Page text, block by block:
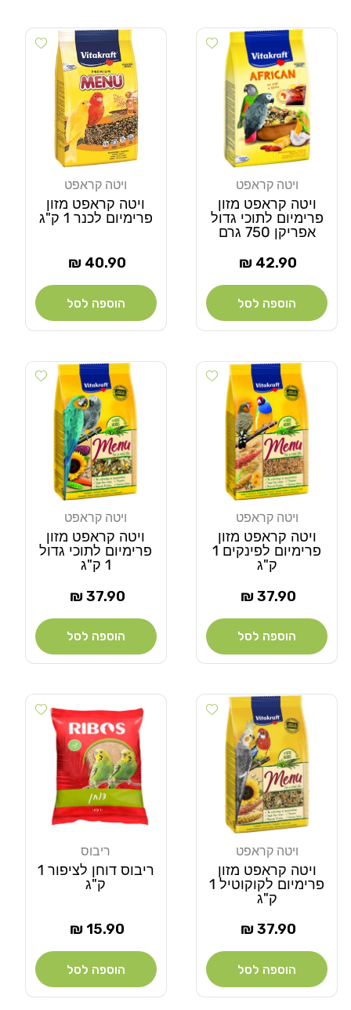
Add wishlist
ויטה קראפט
ויטה קראפט מזון
פרימיום לתוכי גדול
אפריקן 750 גרם
מחיר
42.90 ₪
הוספה לסל
Add wishlist
ויטה קראפט
ויטה קראפט מזון
פרימיום לכנר 1 ק"ג
מחיר
40.90 ₪
הוספה לסל
Add wishlist
ויטה קראפט
ויטה קראפט מזון
פרימיום לפינקים 1
ק"ג
מחיר
37.90 ₪
הוספה לסל
Add wishlist
ויטה קראפט
ויטה קראפט מזון
פרימיום לתוכי גדול
1 ק"ג
מחיר
37.90 ₪
הוספה לסל
Add wishlist
ויטה קראפט
ויטה קראפט מזון
פרימיום לקוקוטיל 1
ק"ג
מחיר
37.90 ₪
הוספה לסל
Add wishlist
ריבוס
ריבוס דוחן לציפור 1
ק"ג
מחיר
15.90 ₪
הוספה לסל